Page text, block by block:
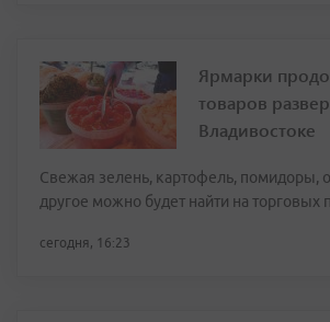
Ярмарки
товаров
Владивостоке
Свежая зелень, картофель, помидоры,
другое можно будет найти на торговых
сегодня, 16:23